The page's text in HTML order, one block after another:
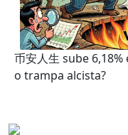
币安人生 sube
o trampa alcista?